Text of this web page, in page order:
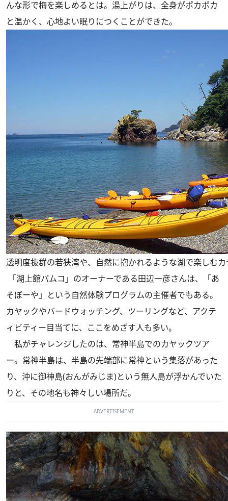
んな形で梅を楽しめるとは。湯上がりは、全身がポカポカ
と温かく、心地よい眠りにつくことができた。
透明度抜群の若狭湾や、自然に抱かれるような湖で楽しむ
「湖上館パムコ」のオーナーである田辺一彦さんは、「あ
そぼーや」という自然体験プログラムの主催者でもある。
カヤックやバードウォッチング、ツーリングなど、アクテ
ィビティー目当てに、ここをめざす人も多い。
私がチャレンジしたのは、常神半島でのカヤックツア
ー。常神半島は、半島の先端部に常神という集落があった
り、沖に御神島(おんがみじま)という無人島が浮かんでいた
りと、その地名も神々しい場所だ。
ADVERTISEMENT